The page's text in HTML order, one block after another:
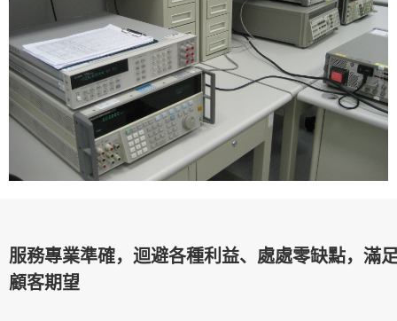
服務專業準確，迴避各種利益、處處零缺點，滿
顧客期望